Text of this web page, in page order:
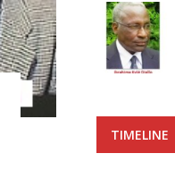
TIMELINE